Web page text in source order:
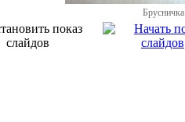
Брусничка